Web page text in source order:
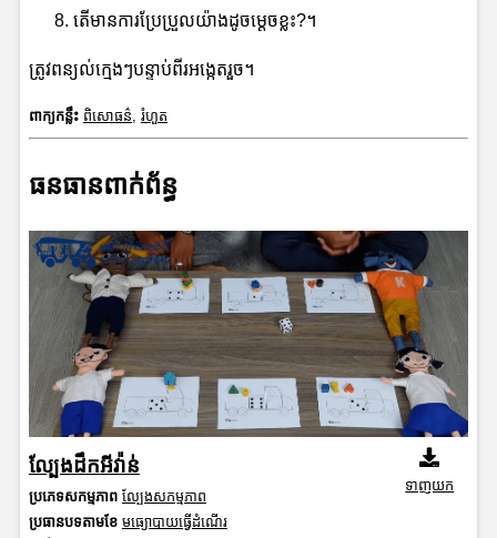
តើមានការប្រែប្រួលយ៉ាងដូចម្តេចខ្លះ?។
ត្រូវពន្យល់ក្មេងៗបន្ទាប់ពីរអង្កេតរួច។
ពាក្យកន្លឹះ ពិសោធន៌ រំហួត
ធនធានពាក់ព័ន្ធ
ល្បែងដឹកអីវ៉ាន់
ប្រភេទសកម្មភាព ល្បែងសកម្មភាព
ប្រធានបទតាមខែ មធ្យោបាយធ្វើដំណើរ
ទាញយក